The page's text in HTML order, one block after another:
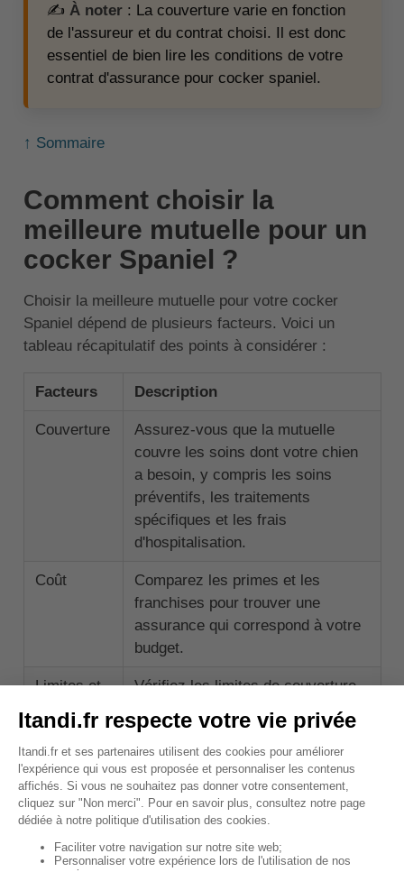
✍️ À noter : La couverture varie en fonction
de l'assureur et du contrat choisi. Il est donc
essentiel de bien lire les conditions de votre
contrat d'assurance pour cocker spaniel.
↑ Sommaire
Comment choisir la
meilleure mutuelle pour un
cocker Spaniel ?
Choisir la meilleure mutuelle pour votre cocker
Spaniel dépend de plusieurs facteurs. Voici un
tableau récapitulatif des points à considérer :
Facteurs Description
Couverture
Assurez-vous que la mutuelle
couvre les soins dont votre chien
a besoin, y compris les soins
préventifs, les traitements
spécifiques et les frais
d'hospitalisation.
Coût
Comparez les primes et les
franchises pour trouver une
assurance qui correspond à votre
budget.
Limites et
Vérifiez les limites de couverture
et les exclusions pour éviter les
surprises.
Service
client
Choisissez une compagnie
d'assurance avec un bon service
client, capable de répondre à vos
vos demandes.